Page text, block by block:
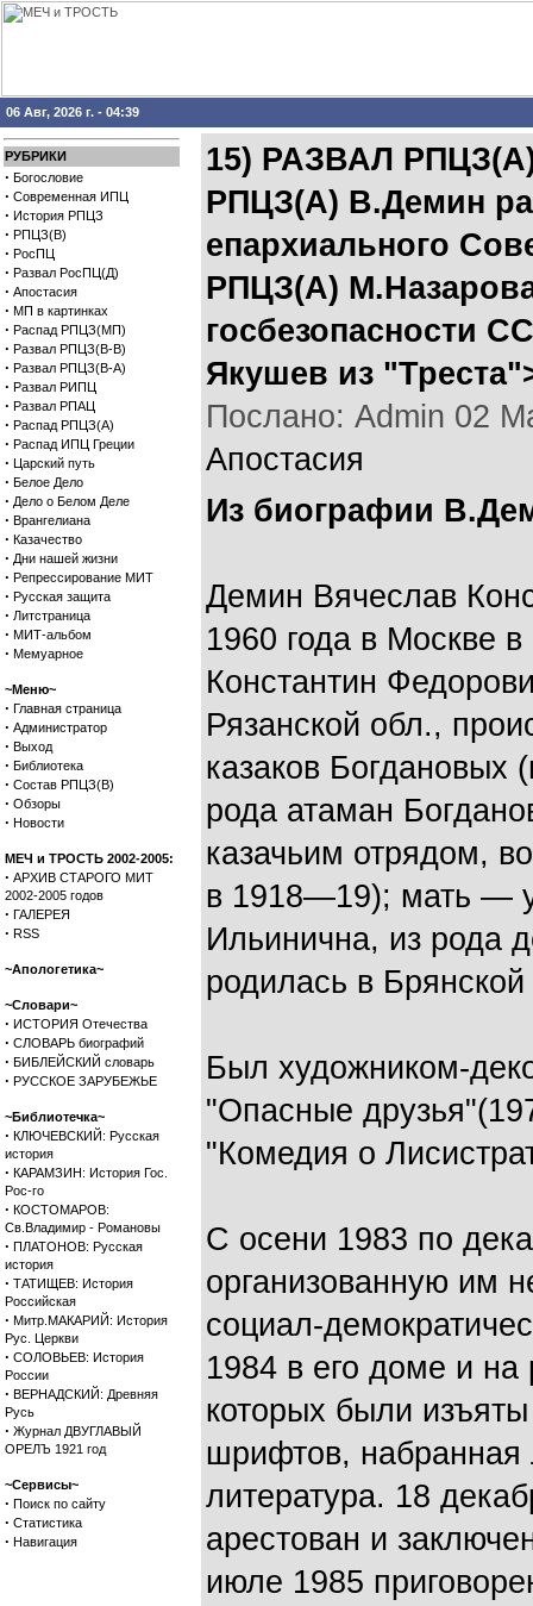
06 Авг, 2026 г. - 04:39
РУБРИКИ
· Богословие
· Современная ИПЦ
· История РПЦЗ
· РПЦЗ(В)
· РосПЦ
· Развал РосПЦ(Д)
· Апостасия
· МП в картинках
· Распад РПЦЗ(МП)
· Развал РПЦЗ(В-В)
· Развал РПЦЗ(В-А)
· Развал РИПЦ
· Развал РПАЦ
· Распад РПЦЗ(А)
· Распад ИПЦ Греции
· Царский путь
· Белое Дело
· Дело о Белом Деле
· Врангелиана
· Казачество
· Дни нашей жизни
· Репрессирование МИТ
· Русская защита
· Литстраница
· МИТ-альбом
· Мемуарное
~Меню~
· Главная страница
· Администратор
· Выход
· Библиотека
· Состав РПЦЗ(В)
· Обзоры
· Новости
МЕЧ и ТРОСТЬ 2002-2005:
· АРХИВ СТАРОГО МИТ
2002-2005 годов
· ГАЛЕРЕЯ
· RSS
~Апологетика~
~Словари~
· ИСТОРИЯ Отечества
· СЛОВАРЬ биографий
· БИБЛЕЙСКИЙ словарь
· РУССКОЕ ЗАРУБЕЖЬЕ
~Библиотечка~
· КЛЮЧЕВСКИЙ: Русская
история
· КАРАМЗИН: История Гос.
Рос-го
· КОСТОМАРОВ:
Св.Владимир - Романовы
· ПЛАТОНОВ: Русская
история
· ТАТИЩЕВ: История
Российская
· Митр.МАКАРИЙ: История
Рус. Церкви
· СОЛОВЬЕВ: История
России
· ВЕРНАДСКИЙ: Древняя
Русь
· Журнал ДВУГЛАВЫЙ
ОРЕЛЪ 1921 год
~Сервисы~
· Поиск по сайту
· Статистика
· Навигация
15) РАЗВАЛ
РПЦЗ(А) В.Демин
епархиального
РПЦЗ(А)
госбезопасности
Якушев из
Послано: Admin 02
Апостасия
Из биографии
Демин Вячеслав
1960 года в Москве
Константин
Рязанской обл.,
казаков Богдановых
рода атаман
казачьим отрядом,
в 1918—19); мать —
Ильинична, из рода
родилась в
Был художником-
"Опасные
"Комедия о
С осени 1983 по
организованную им
социал-
1984 в его доме и
которых были
шрифтов, набранная
литература. 18
арестован и
июле 1985